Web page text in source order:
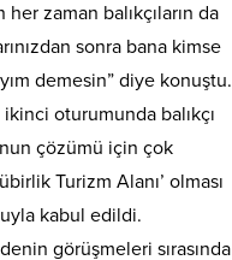
zaman balıkçıların da
sonra bana kimse
demesin” diye konuştu.
oturumunda balıkçı
çözümü için çok
Turizm Alanı’ olması
kabul edildi.
görüşmeleri sırasında